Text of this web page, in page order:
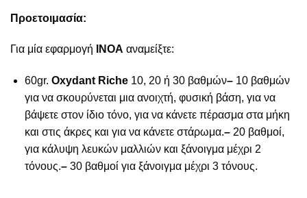
Προετοιμασία:
Για μία εφαρμογή ΙΝΟΑ αναμείξτε:
60gr. Oxydant Riche10, 20 ή 30 βαθμών–10 βαθμών
για να σκουρύνεται μια ανοιχτή, φυσική βάση, για να
βάψετε στον ίδιο τόνο, για να κάνετε πέρασμα στα μήκη
και στις άκρες και για να κάνετε στάρωμα.–20 βαθμοί,
για κάλυψη λευκών μαλλιών και ξάνοιγμα μέχρι 2
τόνους.– 30 βαθμοί για ξάνοιγμα μέχρι 3 τόνους.